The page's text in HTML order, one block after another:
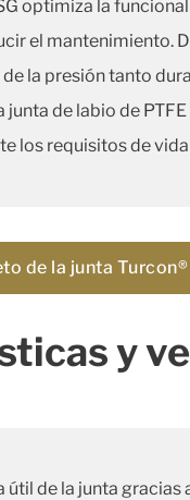
optimiza la
el mantenimiento.
la presión tanto
junta de labio de
los requisitos de
de la junta Turcon®
y
útil de la junta gracias